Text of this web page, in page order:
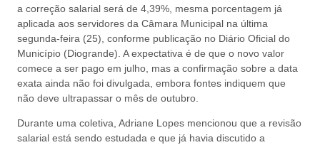
a correção salarial será de 4,39%, mesma porcentagem já
aplicada aos servidores da Câmara Municipal na última
segunda-feira (25), conforme publicação no Diário Oficial do
Município (Diogrande). A expectativa é de que o novo valor
comece a ser pago em julho, mas a confirmação sobre a data
exata ainda não foi divulgada, embora fontes indiquem que
não deve ultrapassar o mês de outubro.
Durante uma coletiva, Adriane Lopes mencionou que a revisão
salarial está sendo estudada e que já havia discutido a